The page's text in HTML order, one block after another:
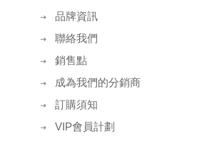
品牌資訊
聯絡我們
銷售點
成為我們的分銷商
訂購須知
VIP會員計劃